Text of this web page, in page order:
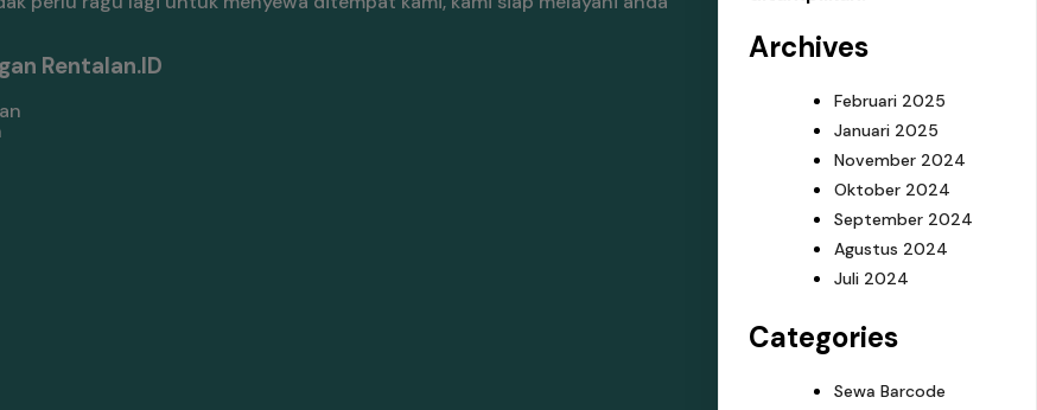
Rentalan.ID
Archives
Februari 2025
Januari 2025
November 2024
Oktober 2024
September 2024
Agustus 2024
Juli 2024
Categories
Sewa Barcode